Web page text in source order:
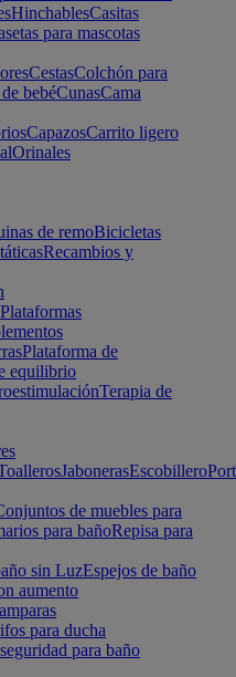
HinchablesCasitas
para mascotas
CestasColchón para
bebéCunasCama
CapazosCarrito ligero
Orinales
de remoBicicletas
Recambios y
Plataformas
Plataforma de
equilibrio
Terapia de
JabonerasEscobillero
de muebles para
para bañoRepisa para
sin LuzEspejos de baño
aumento
para ducha
para baño